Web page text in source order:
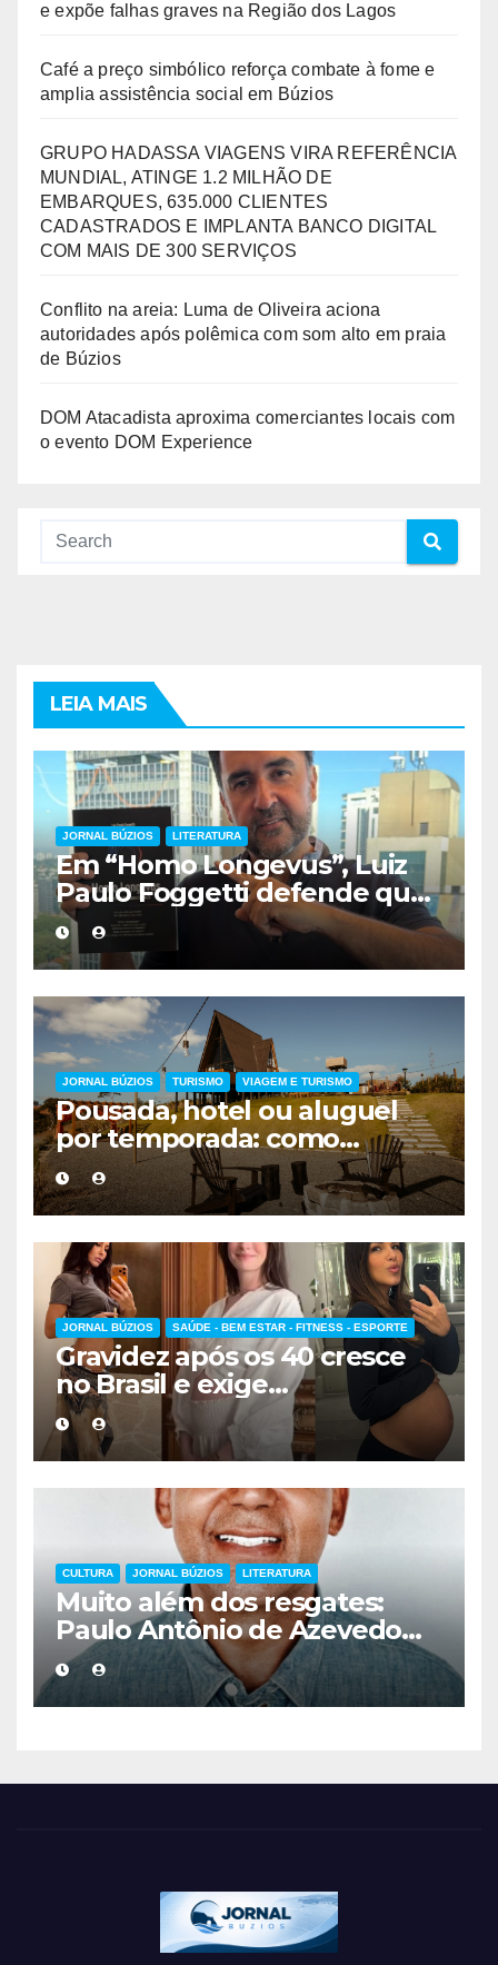
e expõe falhas graves na Região dos Lagos
Café a preço simbólico reforça combate à fome e
amplia assistência social em Búzios
GRUPO HADASSA VIAGENS VIRA REFERÊNCIA
MUNDIAL, ATINGE 1.2 MILHÃO DE
EMBARQUES, 635.000 CLIENTES
CADASTRADOS E IMPLANTA BANCO DIGITAL
COM MAIS DE 300 SERVIÇOS
Conflito na areia: Luma de Oliveira aciona
autoridades após polêmica com som alto em praia
de Búzios
DOM Atacadista aproxima comerciantes locais com
o evento DOM Experience
LEIA MAIS
JORNAL BÚZIOS LITERATURA
Em “Homo Longevus”, Luiz
Paulo Foggetti defende que
viver mais exigirá uma nova
forma de encarar a vida
JORNAL BÚZIOS TURISMO VIAGEM E TURISMO
Pousada, hotel ou aluguel
por temporada: como
escolher a melhor
hospedagem
JORNAL BÚZIOS SAÚDE - BEM ESTAR - FITNESS - ESPORTE
Gravidez após os 40 cresce
no Brasil e exige
acompanhamento médico
mais cuidadoso
CULTURA JORNAL BÚZIOS LITERATURA
Muito além dos resgates:
Paulo Antônio de Azevedo
eterniza a coragem, a
humanidade e a missão dos
guarda-vidas na literatura